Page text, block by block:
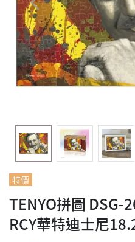
特價
TENYO拼圖
RCY華特迪士尼